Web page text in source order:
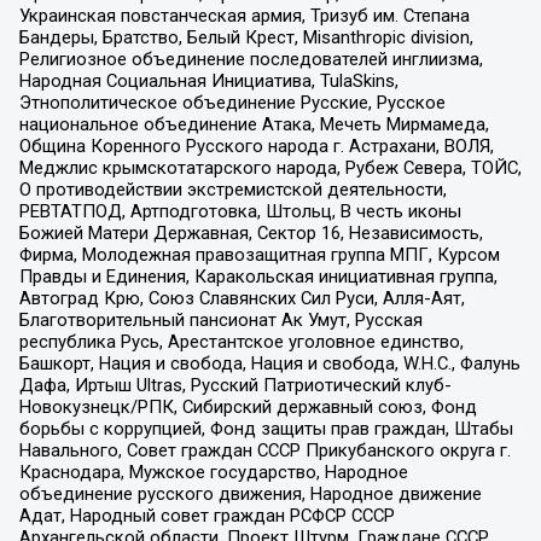
Украинская повстанческая армия, Тризуб им. Степана
Бандеры, Братство, Белый Крест, Misanthropic division,
Религиозное объединение последователей инглиизма,
Народная Социальная Инициатива, TulaSkins,
Этнополитическое объединение Русские, Русское
национальное объединение Атака, Мечеть Мирмамеда,
Община Коренного Русского народа г. Астрахани, ВОЛЯ,
Меджлис крымскотатарского народа, Рубеж Севера, ТОЙС,
О противодействии экстремистской деятельности,
РЕВТАТПОД, Артподготовка, Штольц, В честь иконы
Божией Матери Державная, Сектор 16, Независимость,
Фирма, Молодежная правозащитная группа МПГ, Курсом
Правды и Единения, Каракольская инициативная группа,
Автоград Крю, Союз Славянских Сил Руси, Алля-Аят,
Благотворительный пансионат Ак Умут, Русская
республика Русь, Арестантское уголовное единство,
Башкорт, Нация и свобода, Нация и свобода, W.H.С., Фалунь
Дафа, Иртыш Ultras, Русский Патриотический клуб-
Новокузнецк/РПК, Сибирский державный союз, Фонд
борьбы с коррупцией, Фонд защиты прав граждан, Штабы
Навального, Совет граждан СССР Прикубанского округа г.
Краснодара, Мужское государство, Народное
объединение русского движения, Народное движение
Адат, Народный совет граждан РСФСР СССР